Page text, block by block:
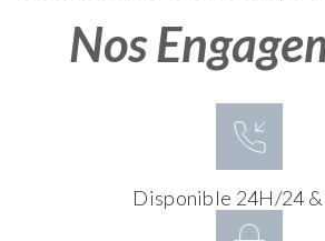
Nos
Disponible 24H/24 &